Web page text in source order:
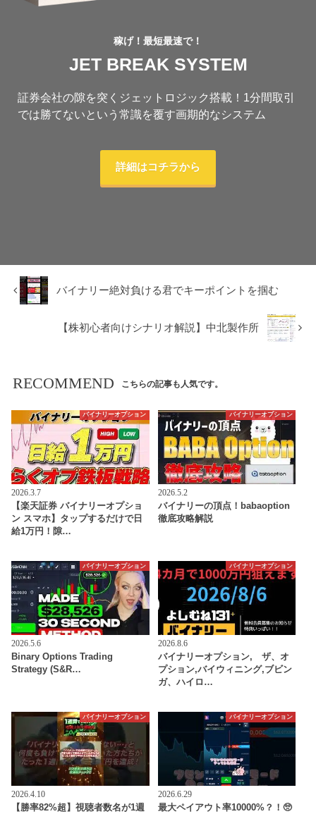
稼げ！最短最速で！
JET BREAK SYSTEM
証券会社の隙を突くジェットロジック搭載！1分間取引
では勝てないという常識を覆す画期的なシステム
詳細はコチラから
バイナリー絶対負ける君でキーポイントを掴む
【株初心者向けシナリオ解説】中北製作所
RECOMMEND こちらの記事も人気です。
バイナリーオプション
2026.3.7
【楽天証券 バイナリーオプショ
ン スマホ】タップするだけで日
給1万円！隙…
バイナリーオプション
2026.5.2
バイナリーの頂点！babaoption
徹底攻略解説
バイナリーオプション
2026.5.6
Binary Options Trading
Strategy (S&R…
バイナリーオプション
2026.8.6
バイナリーオプション, ザ、オ
プション,バイウィニング,ブビン
ガ、ハイロ…
バイナリーオプション
2026.4.10
【勝率82%超】視聴者数名が1週
バイナリーオプション
2026.6.29
最大ペイアウト率10000%？！🥺